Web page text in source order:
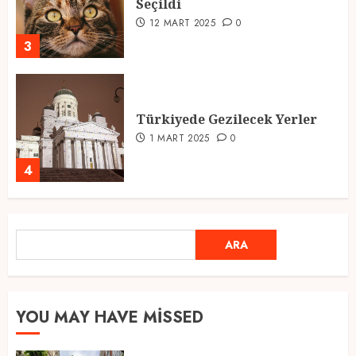
3
Seçildi
12 MART 2025 0
4
Türkiyede Gezilecek Yerler
1 MART 2025 0
Ramazan Ayı 2025: Manevi
Atmosfer ve Özel Hazırlıklar
ARA
YOU MAY HAVE MISSED